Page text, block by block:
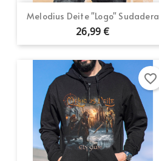
Melodius Deite "Logo" Sudadera
26,99 €
favorite_border